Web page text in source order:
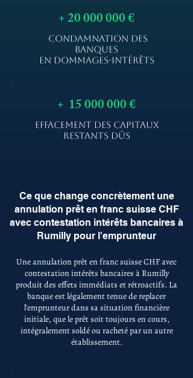
+20 000 000€
CONDAMNATION DES
BANQUES
EN DOMMAGES-INTÉRÊTS
+ 15 000 000€
EFFACEMENT DES CAPITAUX
RESTANTS DÛS
Ce que change concrètement une
annulation prêt en franc suisse CHF
avec contestation intérêts bancaires à
Rumilly pour l'emprunteur
Une annulation prêt en franc suisse CHF avec
contestation intérêts bancaires à Rumilly
produit des effets immédiats et rétroactifs. La
banque est légalement tenue de replacer
l'emprunteur dans sa situation financière
initiale, que le prêt soit toujours en cours,
intégralement soldé ou racheté par un autre
établissement.